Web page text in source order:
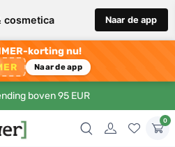
cosmetica Naar de app
korting nu!
Naar de app
boven 95 EUR
0